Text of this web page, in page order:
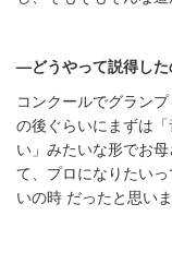
—どうやって説得した
コンクールでグラン
の後ぐらいにまずは
い」みたいな形でお
て、プロになりたい
いの時 だったと思いま